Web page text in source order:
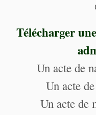
Télécharger
Un acte de
Un acte
Un acte de